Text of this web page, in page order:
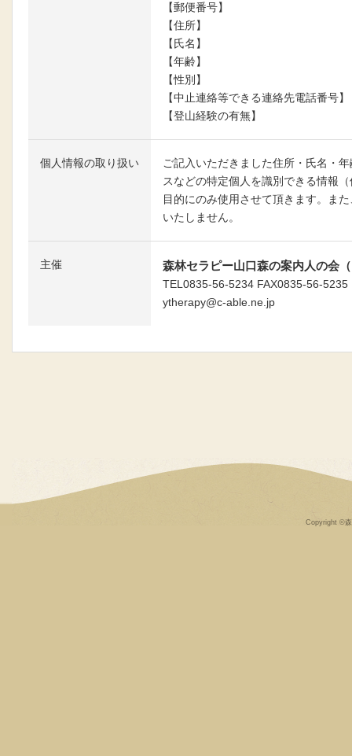
【郵便番号】
【住所】
【氏名】
【年齢】
【性別】
【中止連絡等できる連絡先電話番号】
【登山経験の有無】
個人情報の取り扱い
ご記入いただきました住所・氏名・
スなどの特定個人を識別できる情報
目的にのみ使用させて頂きます。ま
いたしません。
主催 森林セラピー山口森の案内人の会
TEL0835-56-5234 FAX0835-56-5235
ytherapy@c-able.ne.jp
Copyright ©